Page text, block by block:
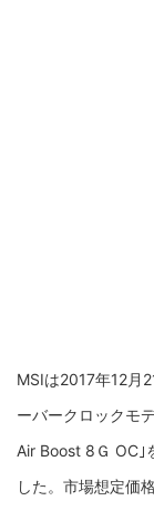
MSIは2017年12月
ーバークロックモ
Air Boost 8Ｇ OC｣
した。市場想定価